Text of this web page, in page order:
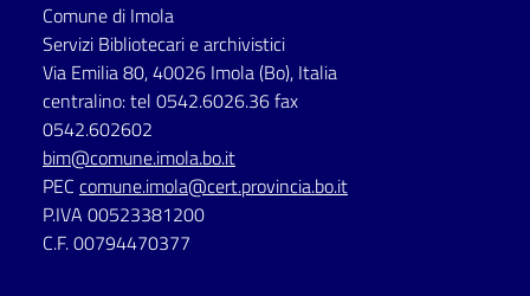
lettura
Seguici
su
Comune di Imola
Servizi Bibliotecari e archivistici
Via Emilia 80, 40026 Imola (Bo), Italia
centralino: tel 0542.6026.36 fax
0542.602602
bim@comune.imola.bo.it
PEC comune.imola@cert.provincia.bo.it
P.IVA 00523381200
C.F. 00794470377